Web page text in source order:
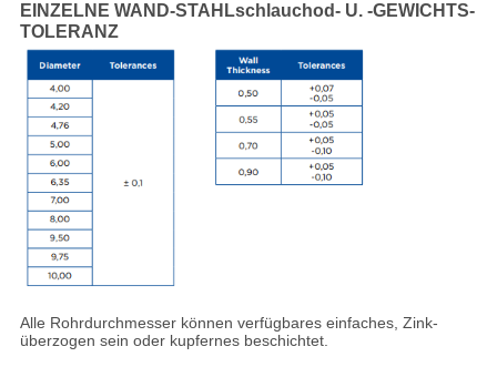
EINZELNE WAND-STAHLschlauchod- U. -GEWICHTS-
TOLERANZ
Alle Rohrdurchmesser können verfügbares einfaches, Zink-
überzogen sein oder kupfernes beschichtet.